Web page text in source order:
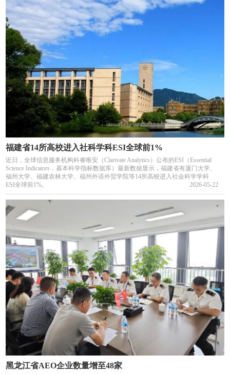
福建省14所高校进入社科学科ESI全球前1%
近日，全球信息服务机构科睿唯安（Clarivate Analytics）公布的ESI（Essential
Science Indicators，基本科学指标数据库）最新数据显示，福建省有厦门大学、
福州大学、福建农林大学、福州外语外贸学院等14所高校进入社会科学学科
ESI全球前1%。
2026-05-22
黑龙江省AEO企业数量增至48家